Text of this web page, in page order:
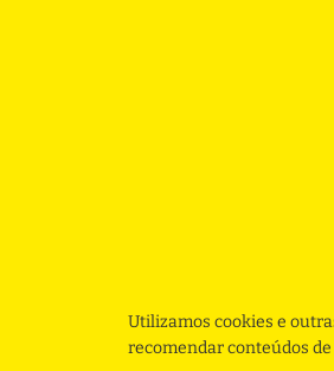
Utilizamos cookies e
recomendar conteúdos